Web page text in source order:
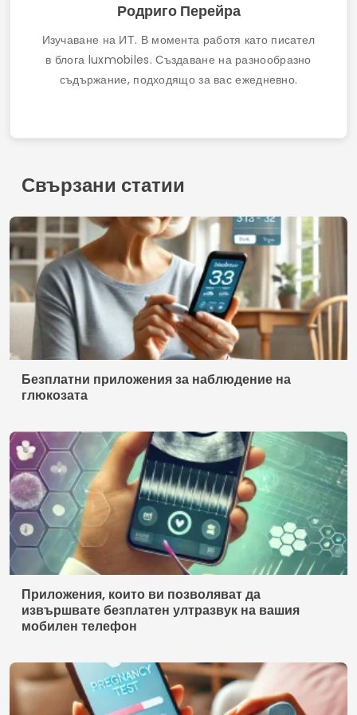
Родриго Перейра
Изучаване на ИТ. В момента работя като писател
в блога luxmobiles. Създаване на разнообразно
съдържание, подходящо за вас ежедневно.
Свързани статии
Безплатни приложения за наблюдение на
глюкозата
Приложения, които ви позволяват да
извършвате безплатен ултразвук на вашия
мобилен телефон